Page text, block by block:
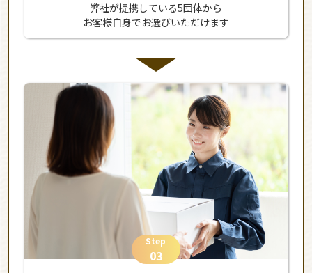
弊社が提携している5団体から
お客様自身でお選びいただけます
Step
03